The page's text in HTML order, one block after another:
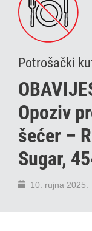
Potrošački
Opoziv
šećer –
Sugar,
10. rujna 2025.